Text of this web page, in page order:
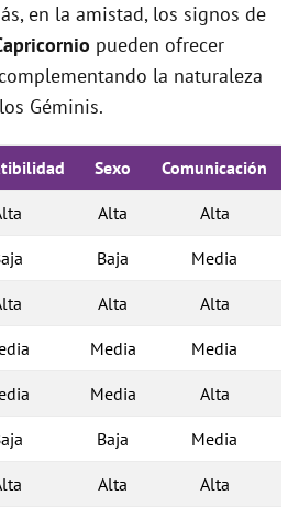
en la amistad, los signos de
pueden ofrecer
la naturaleza
Géminis.
Sexo Comunicación
Alta Alta
Baja Media
Alta Alta
Media Media
Media Alta
Baja Media
Alta Alta